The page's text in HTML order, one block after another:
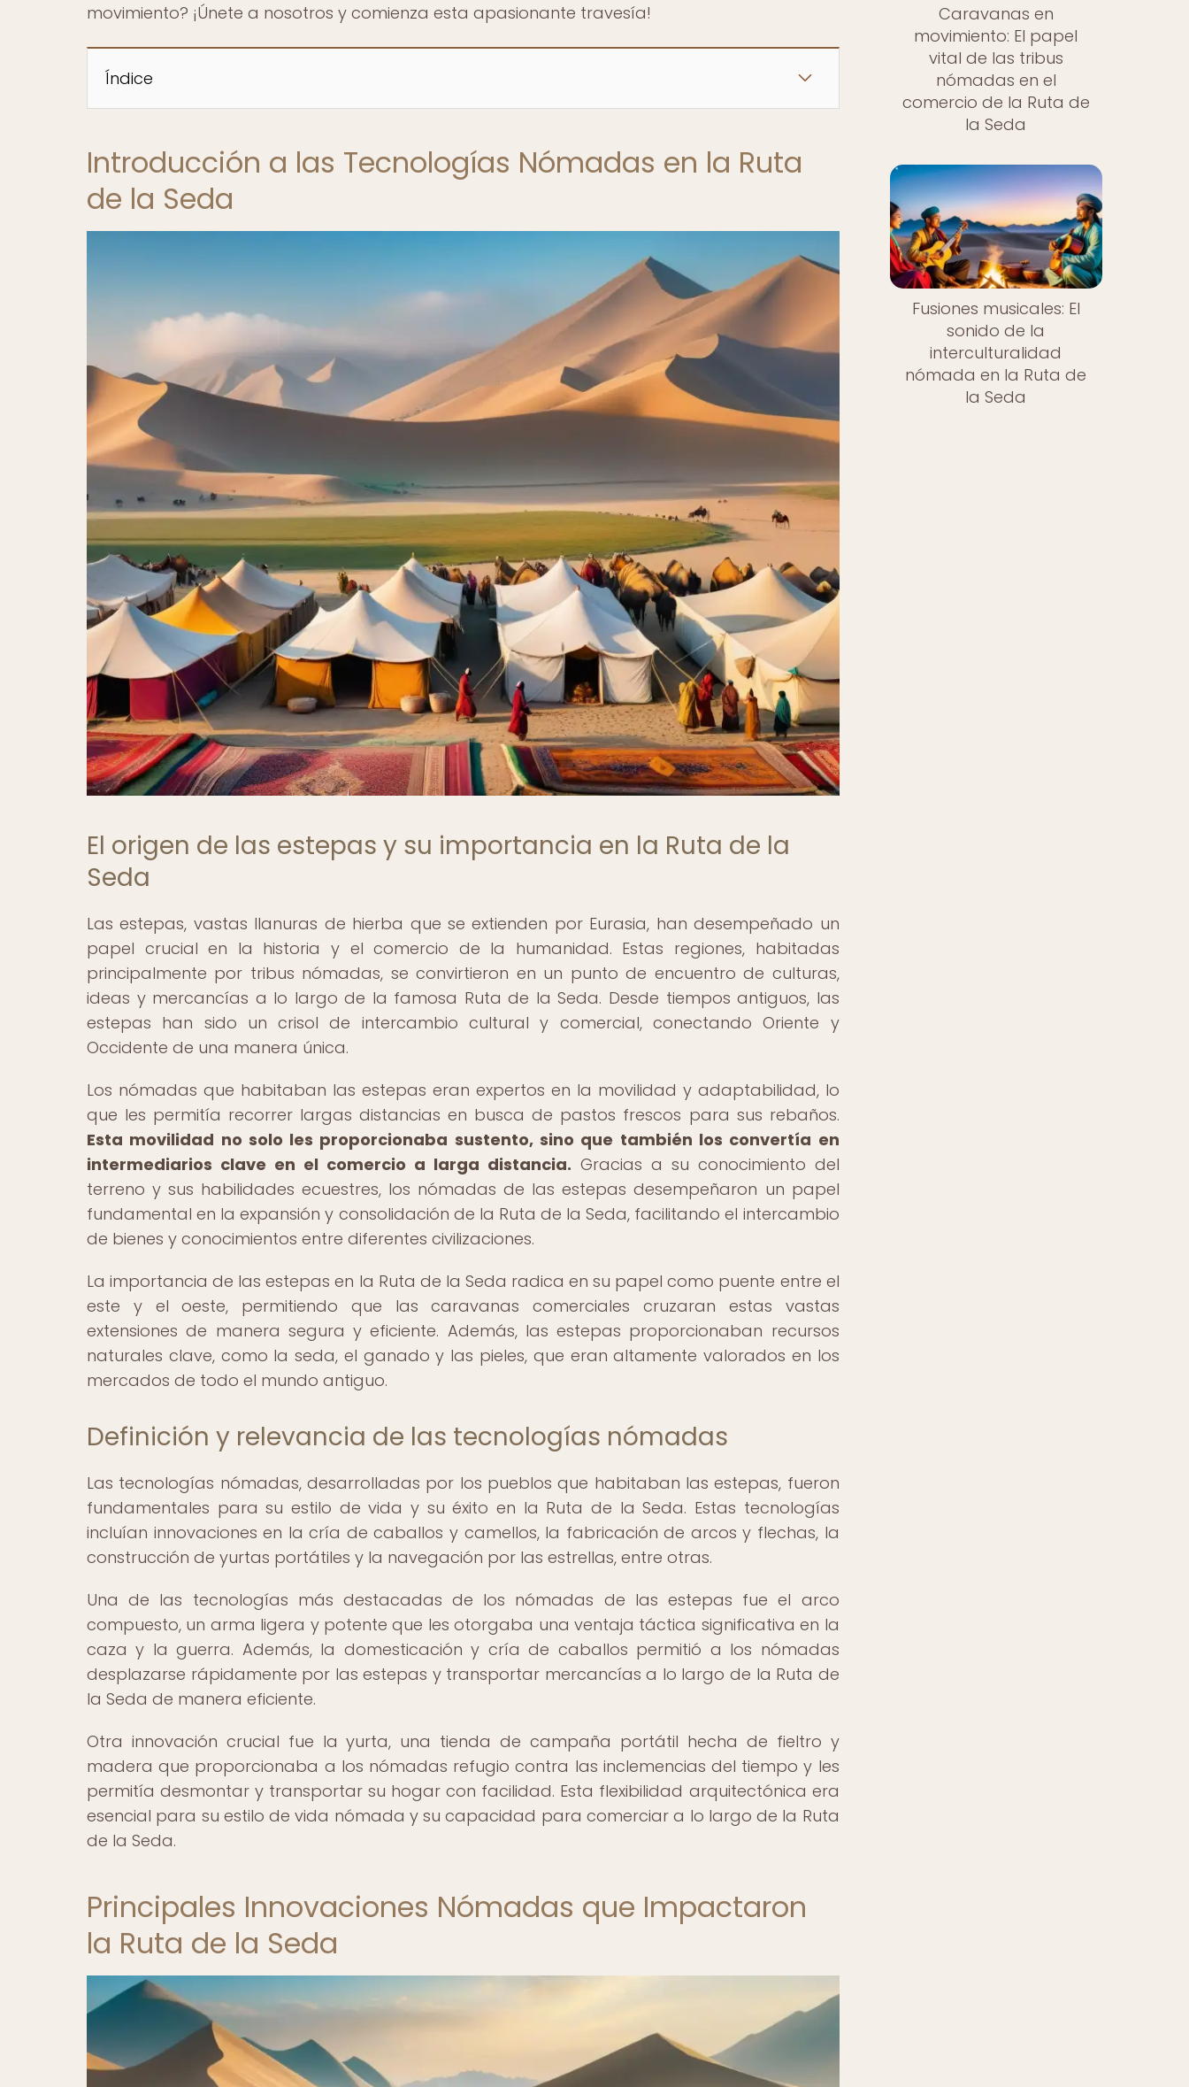
movimiento? ¡Únete a nosotros y comienza esta apasionante travesía!
Índice
Introducción a las Tecnologías Nómadas en la Ruta
de la Seda
El origen de las estepas y su importancia en la Ruta de la
Seda
Las estepas, vastas llanuras de hierba que se extienden por Eurasia, han desempeñado un
papel crucial en la historia y el comercio de la humanidad. Estas regiones, habitadas
principalmente por tribus nómadas, se convirtieron en un punto de encuentro de culturas,
ideas y mercancías a lo largo de la famosa Ruta de la Seda. Desde tiempos antiguos, las
estepas han sido un crisol de intercambio cultural y comercial, conectando Oriente y
Occidente de una manera única.
Los nómadas que habitaban las estepas eran expertos en la movilidad y adaptabilidad, lo
que les permitía recorrer largas distancias en busca de pastos frescos para sus rebaños.
Esta movilidad no solo les proporcionaba sustento, sino que también los convertía en
intermediarios clave en el comercio a larga distancia. Gracias a su conocimiento del
terreno y sus habilidades ecuestres, los nómadas de las estepas desempeñaron un papel
fundamental en la expansión y consolidación de la Ruta de la Seda, facilitando el intercambio
de bienes y conocimientos entre diferentes civilizaciones.
La importancia de las estepas en la Ruta de la Seda radica en su papel como puente entre el
este y el oeste, permitiendo que las caravanas comerciales cruzaran estas vastas
extensiones de manera segura y eficiente. Además, las estepas proporcionaban recursos
naturales clave, como la seda, el ganado y las pieles, que eran altamente valorados en los
mercados de todo el mundo antiguo.
Definición y relevancia de las tecnologías nómadas
Las tecnologías nómadas, desarrolladas por los pueblos que habitaban las estepas, fueron
fundamentales para su estilo de vida y su éxito en la Ruta de la Seda. Estas tecnologías
incluían innovaciones en la cría de caballos y camellos, la fabricación de arcos y flechas, la
construcción de yurtas portátiles y la navegación por las estrellas, entre otras.
Una de las tecnologías más destacadas de los nómadas de las estepas fue el arco
compuesto, un arma ligera y potente que les otorgaba una ventaja táctica significativa en la
caza y la guerra. Además, la domesticación y cría de caballos permitió a los nómadas
desplazarse rápidamente por las estepas y transportar mercancías a lo largo de la Ruta de
la Seda de manera eficiente.
Otra innovación crucial fue la yurta, una tienda de campaña portátil hecha de fieltro y
madera que proporcionaba a los nómadas refugio contra las inclemencias del tiempo y les
permitía desmontar y transportar su hogar con facilidad. Esta flexibilidad arquitectónica era
esencial para su estilo de vida nómada y su capacidad para comerciar a lo largo de la Ruta
de la Seda.
Principales Innovaciones Nómadas que Impactaron
la Ruta de la Seda
Caravanas en
movimiento: El papel
vital de las tribus
nómadas en el
comercio de la Ruta de
la Seda
Fusiones musicales: El
sonido de la
interculturalidad
nómada en la Ruta de
la Seda